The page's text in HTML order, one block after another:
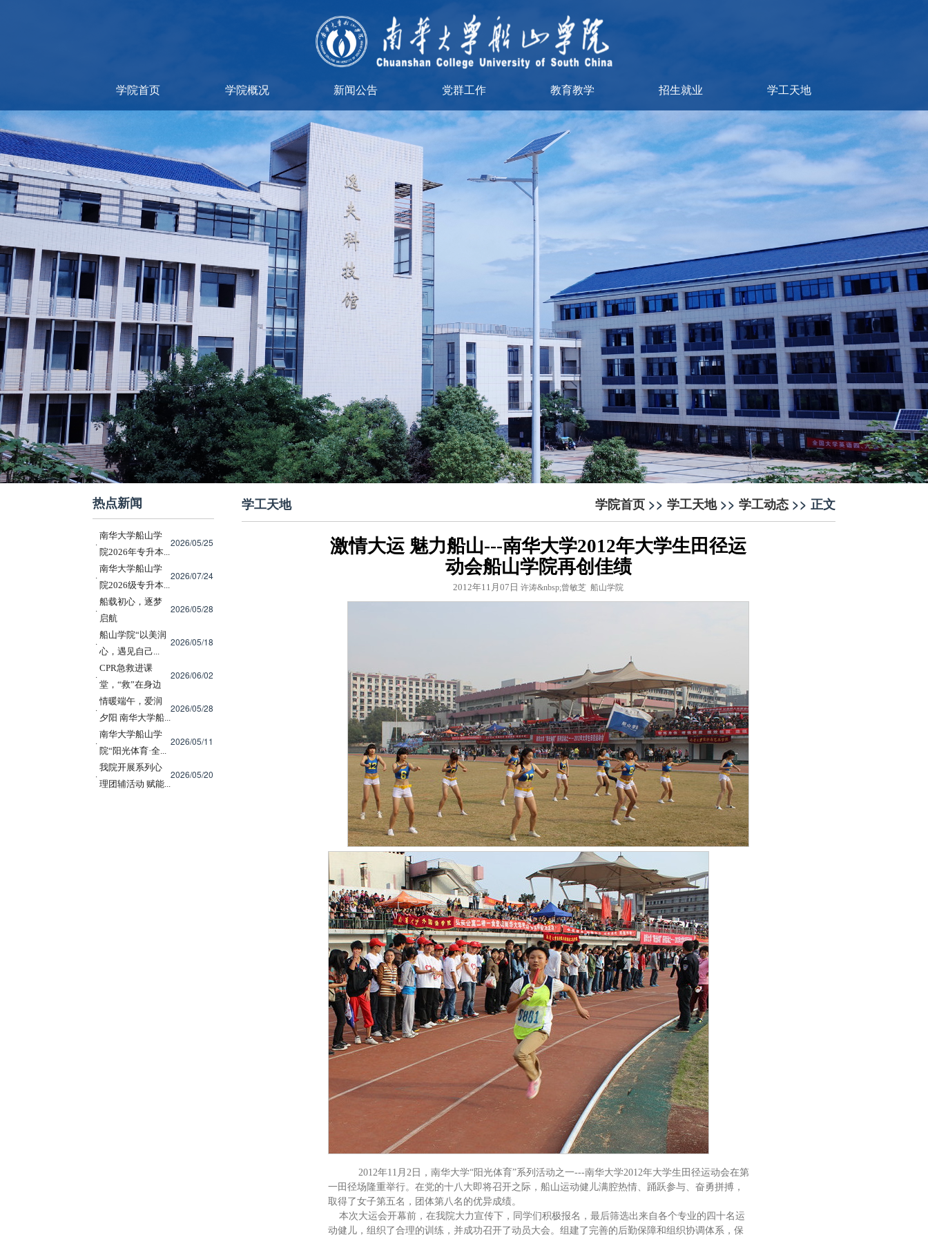
学院首页 学院概况 新闻公告 党群工作 教育教学 招生就业 学工天地
热点新闻
·
南华大学船山学
院2026年专升本...
2026/05/25
·
南华大学船山学
院2026级专升本...
2026/07/24
·
船载初心，逐梦
启航
2026/05/28
·
船山学院“以美润
心，遇见自己...
2026/05/18
·
CPR急救进课
堂，“救”在身边
2026/06/02
·
情暖端午，爱润
夕阳 南华大学船...
2026/05/28
·
南华大学船山学
院“阳光体育·全...
2026/05/11
·
我院开展系列心
理团辅活动 赋能...
2026/05/20
学工天地 学院首页>> 学工天地>> 学工动态>> 正文
激情大运 魅力船山---南华大学2012年大学生田径运
动会船山学院再创佳绩
2012年11月07日 许涛&nbsp;曾敏芝 船山学院
2012年11月2日，南华大学“阳光体育”系列活动之一---南华大学2012年大学生田径运动会在第
一田径场隆重举行。在党的十八大即将召开之际，船山运动健儿满腔热情、踊跃参与、奋勇拼搏，
取得了女子第五名，团体第八名的优异成绩。
本次大运会开幕前，在我院大力宣传下，同学们积极报名，最后筛选出来自各个专业的四十名运
动健儿，组织了合理的训练，并成功召开了动员大会。组建了完善的后勤保障和组织协调体系，保